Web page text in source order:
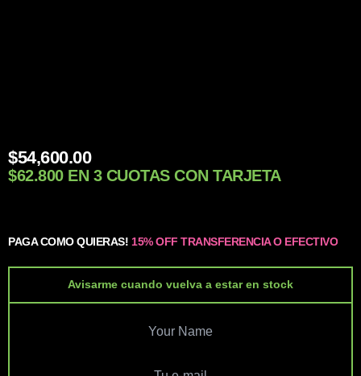
$54,600.00
$62.800 EN 3 CUOTAS CON TARJETA
PAGA COMO QUIERAS! 15% OFF TRANSFERENCIA O EFECTIVO
Avisarme cuando vuelva a estar en stock